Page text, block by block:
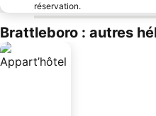
réservation.
Brattleboro : autres